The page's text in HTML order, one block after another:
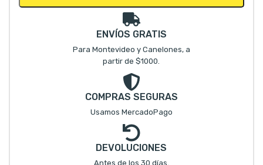
ENVÍOS GRATIS
Para Montevideo y Canelones, a
partir de $1000.
COMPRAS SEGURAS
Usamos MercadoPago
DEVOLUCIONES
Antes de los 30 días.